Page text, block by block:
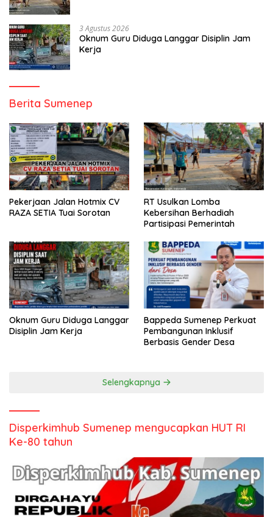
3 Agustus 2026
Oknum Guru Diduga Langgar Disiplin Jam
Kerja
Berita Sumenep
Pekerjaan Jalan Hotmix CV
RAZA SETIA Tuai Sorotan
RT Usulkan Lomba
Kebersihan Berhadiah
Partisipasi Pemerintah
Oknum Guru Diduga Langgar
Disiplin Jam Kerja
Bappeda Sumenep Perkuat
Pembangunan Inklusif
Berbasis Gender Desa
Selengkapnya
Disperkimhub Sumenep mengucapkan HUT RI
Ke-80 tahun